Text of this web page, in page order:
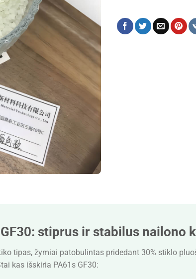
stiprus ir stabilus nailono
tipas, žymiai patobulintas pridedant 30% stiklo
kas išskiria PA61s GF30: